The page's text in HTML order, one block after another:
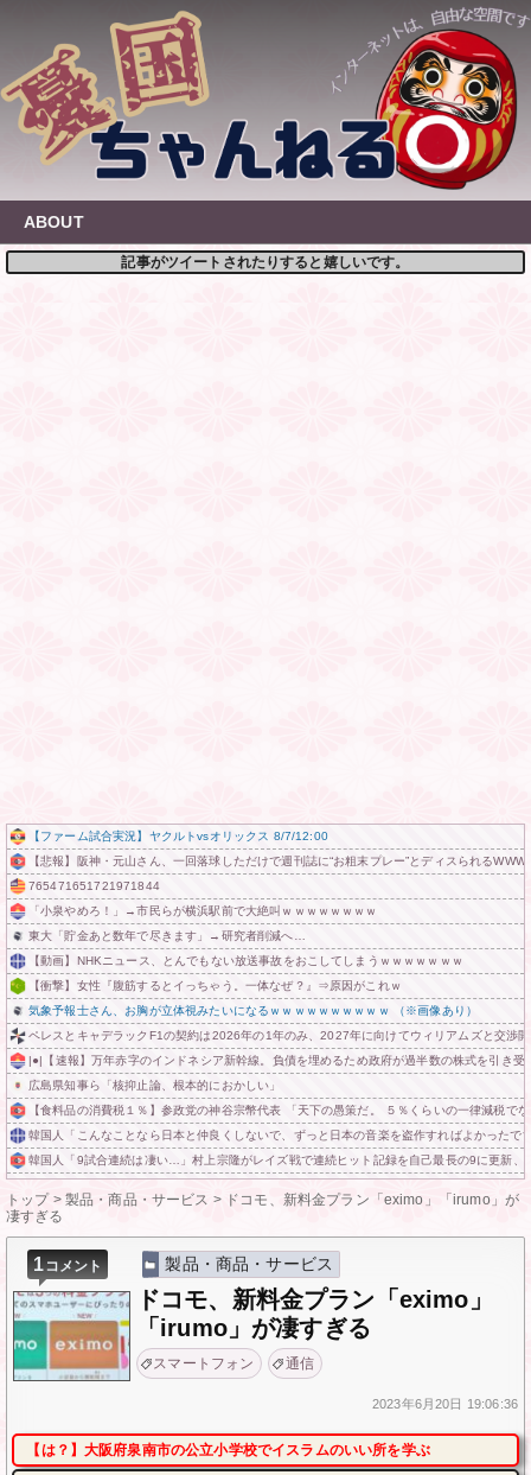
content
ABOUT
記事がツイートされたりすると嬉しいです。
【ファーム試合実況】ヤクルトvsオリックス 8/7/12:00
【悲報】阪神・元山さん、一回落球しただけで週刊誌に“お粗末プレー”とディスられる
765471651721971844
「小泉やめろ！」→市民らが横浜駅前で大絶叫ｗｗｗｗｗｗｗｗ
東大「貯金あと数年で尽きます」→研究者削減へ…
【動画】NHKニュース、とんでもない放送事故をおこしてしまうｗｗｗｗｗｗｗ
【衝撃】女性『腹筋するとイっちゃう。一体なぜ？』⇒原因がこれｗ
気象予報士さん、お胸が立体視みたいになるｗｗｗｗｗｗｗｗｗｗ （※画像あり）
ペレスとキャデラックF1の契約は2026年の1年のみ、2027年に向けてウィリアムズと交渉
|●|【速報】万年赤字のインドネシア新幹線。負債を埋めるため政府が過半数の株式を引き受
広島県知事ら「核抑止論、根本的におかしい」
【食料品の消費税１％】参政党の神谷宗幣代表 「天下の愚策だ。 ５％くらいの一律減税で
韓国人「こんなことなら日本と仲良くしないで、ずっと日本の音楽を盗作すればよかったで
韓国人「9試合連続は凄い…」村上宗隆がレイズ戦で連続ヒット記録を自己最長の9に更新、
トップ> 製品・商品・サービス > ドコモ、新料金プラン「eximo」「irumo」が
凄すぎる
1コメント 製品・商品・サービス
ドコモ、新料金プラン「eximo」
「irumo」が凄すぎる
スマートフォン 通信
2023年6月20日 19:06:36
【は？】大阪府泉南市の公立小学校でイスラムのいい所を学ぶ